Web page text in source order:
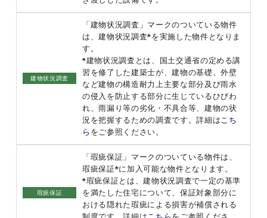
建物状況調査
「建物状況調査」マークのついている物件
は、建物状況調査*を実施した物件となりま
す。
*建物状況調査とは、国土交通省の定める講
習を修了した建築士が、建物の基礎、外壁
など建物の構造耐力上主要な部分及び雨水
の侵入を防止する部分に生じているひびわ
れ、雨漏り等の劣化・不具合等、建物の状
況を把握するための調査です。詳細は こち
ら をご参照ください。
瑕疵保証
「瑕疵保証」マークのついている物件は、
瑕疵保証*に加入可能な物件となります。
*瑕疵保証とは、建物状況調査で一定の基準
を満たした住宅について、保証対象部分に
おける隠れた瑕疵による損害が補償される